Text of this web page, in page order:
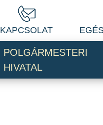
KAPCSOLAT
POLGÁRMESTERI
HIVATAL